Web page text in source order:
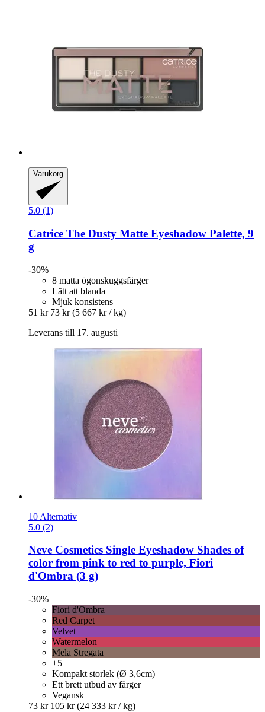
Varukorg
5.0 (1)
Catrice The Dusty Matte Eyeshadow Palette, 9
g
-30%
8 matta ögonskuggsfärger
Lätt att blanda
Mjuk konsistens
51 kr 73 kr (5 667 kr / kg)
Leverans till 17. augusti
10 Alternativ
5.0 (2)
Neve Cosmetics Single Eyeshadow Shades of
color from pink to red to purple, Fiori
d'Ombra (3 g)
-30%
Fiori d'Ombra
Red Carpet
Velvet
Watermelon
Mela Stregata
+5
Kompakt storlek (Ø 3,6cm)
Ett brett utbud av färger
Vegansk
73 kr 105 kr (24 333 kr / kg)